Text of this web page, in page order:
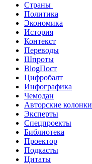
Страны
Политика
Экономика
История
Контекст
Переводы
Шпроты
BlogПост
Цифробалт
Инфографика
Чемодан
Авторские колонки
Эксперты
Спецпроекты
Библиотека
Проектор
Подкасты
Цитаты